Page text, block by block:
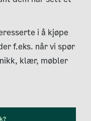
i å kjøpe
f.eks. når vi spør
klær, møbler